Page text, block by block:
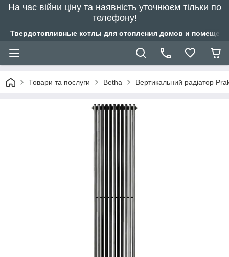
На час війни ціну та наявність уточнюєм тільки по
телефону!
Твердотопливные котлы для отопления домов и
Товари та послуги Betha Вертикальний радіатор